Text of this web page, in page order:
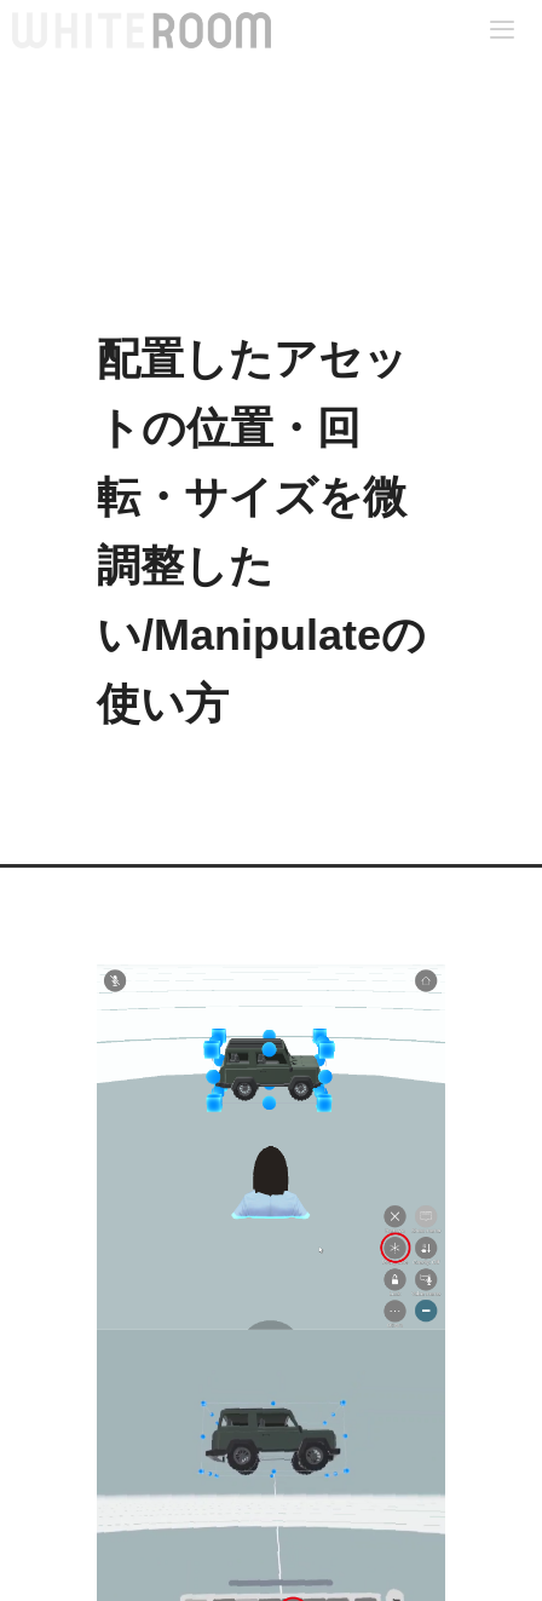
配置したアセッ
トの位置・回
転・サイズを微
調整した
い/Manipulateの
使い方